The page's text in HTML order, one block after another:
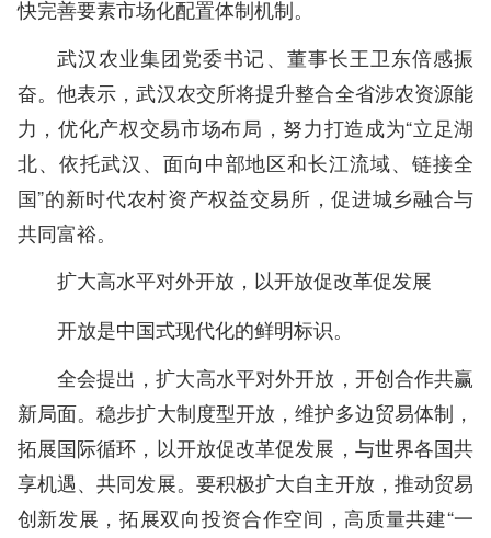
快完善要素市场化配置体制机制。
武汉农业集团党委书记、董事长王卫东倍感振
奋。他表示，武汉农交所将提升整合全省涉农资源能
力，优化产权交易市场布局，努力打造成为“立足湖
北、依托武汉、面向中部地区和长江流域、链接全
国”的新时代农村资产权益交易所，促进城乡融合与
共同富裕。
扩大高水平对外开放，以开放促改革促发展
开放是中国式现代化的鲜明标识。
全会提出，扩大高水平对外开放，开创合作共赢
新局面。稳步扩大制度型开放，维护多边贸易体制，
拓展国际循环，以开放促改革促发展，与世界各国共
享机遇、共同发展。要积极扩大自主开放，推动贸易
创新发展，拓展双向投资合作空间，高质量共建“一